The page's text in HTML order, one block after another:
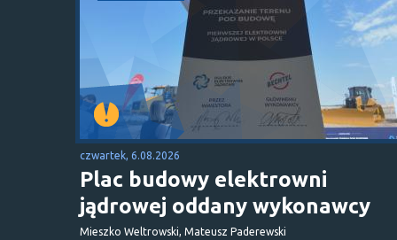
czwartek, 6.08.2026
Plac budowy elektrowni
jądrowej oddany wykonawcy
Mieszko Weltrowski, Mateusz Paderewski